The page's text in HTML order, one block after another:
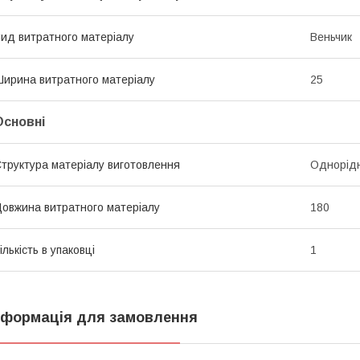
витратного матеріалу Веньчик
витратного матеріалу 25
матеріалу виготовлення
витратного матеріалу 180
в упаковці 1
для замовлення